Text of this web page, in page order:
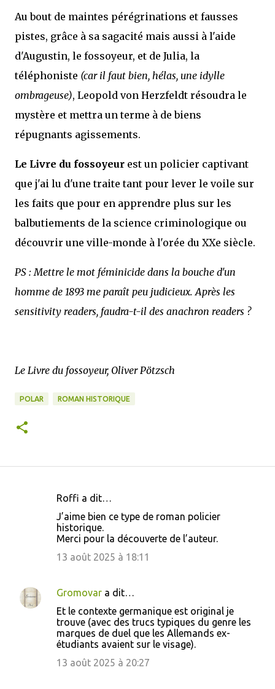
Au bout de maintes pérégrinations et fausses
pistes, grâce à sa sagacité mais aussi à l'aide
d'Augustin, le fossoyeur, et de Julia, la
téléphoniste (car il faut bien, hélas, une idylle
ombrageuse), Leopold von Herzfeldt résoudra le
mystère et mettra un terme à de biens
répugnants agissements.
Le Livre du fossoyeur est un policier captivant
que j'ai lu d'une traite tant pour lever le voile sur
les faits que pour en apprendre plus sur les
balbutiements de la science criminologique ou
découvrir une ville-monde à l'orée du XXe siècle.
PS : Mettre le mot féminicide dans la bouche d'un
homme de 1893 me paraît peu judicieux. Après les
sensitivity readers, faudra-t-il des anachron readers ?
Le Livre du fossoyeur, Oliver Pötzsch
POLAR ROMAN HISTORIQUE
n
t
Roffi a dit…
J’aime bien ce type de roman policier
historique.
Merci pour la découverte de l’auteur.
13 août 2025 à 18:11
Gromovar a dit…
Et le contexte germanique est original je
trouve (avec des trucs typiques du genre les
marques de duel que les Allemands ex-
étudiants avaient sur le visage).
13 août 2025 à 20:27